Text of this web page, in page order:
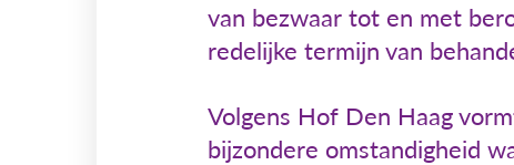
van bezwaar tot en met
redelijke termijn van
Volgens Hof Den Haag
bijzondere omstandigheid